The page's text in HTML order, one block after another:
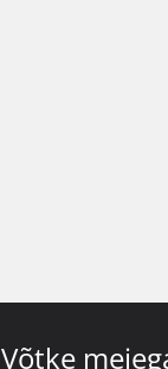
Võtke